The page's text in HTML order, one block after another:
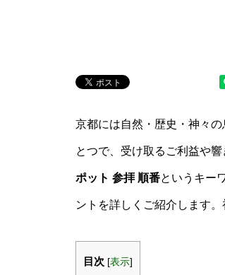
京都には自然・歴史・神々
とつで、受け取るご利益や
ポット 参拝 順番というキー
ントを詳しくご紹介します
目次 [表示]